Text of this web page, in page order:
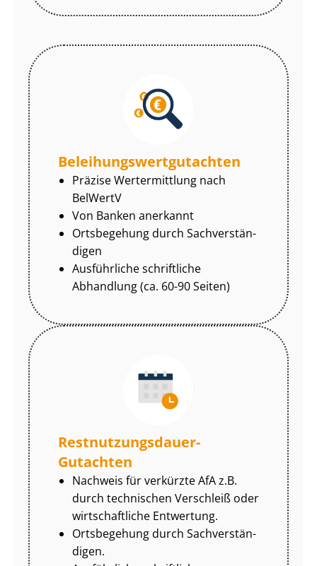
Be­lei­hungs­wert­gut­ach­ten
Präzise Wertermittlung nach
BelWertV
Von Banken anerkannt
Ortsbegehung durch Sach­ver­stän­
di­gen
Ausführliche schriftliche
Abhandlung (ca. 60-90 Seiten)
Rest­nut­zungs­dau­er-
Gutachten
Nachweis für verkürzte AfA z.B.
durch technischen Verschleiß oder
wirtschaftliche Entwertung.
Ortsbegehung durch Sach­ver­stän­
di­gen.